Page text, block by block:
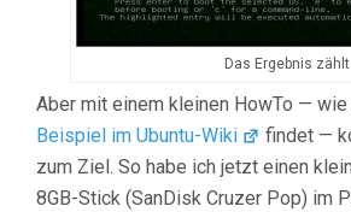
Das Ergebnis zählt
Aber mit einem kleinen HowTo —
Beispiel im Ubuntu-Wiki
findet —
zum Ziel. So habe ich jetzt einen
8GB-Stick (SanDisk Cruzer Pop) im